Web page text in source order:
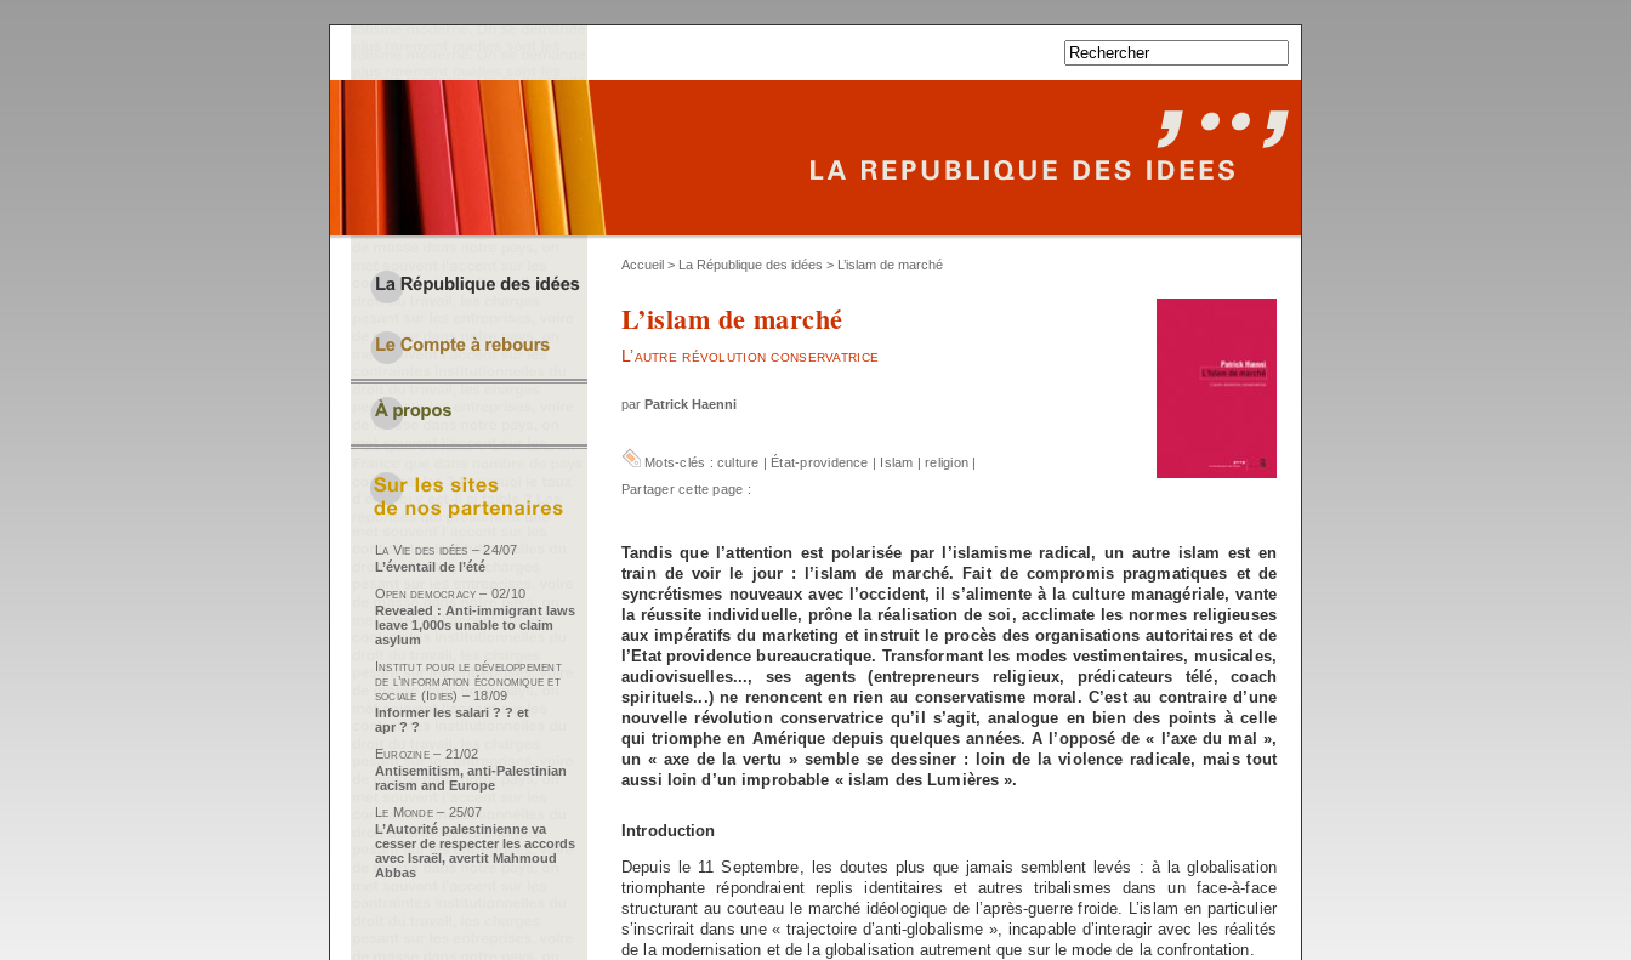
Accueil > La République des idées > L’islam de marché
L’islam de marché
L’autre révolution conservatrice
par Patrick Haenni
Mots-clés : culture | État-providence | Islam |religion |
Partager cette page :
Tandis que l’attention est polarisée par l’islamisme radical, un autre islam est en
train de voir le jour : l’islam de marché. Fait de compromis pragmatiques et de
syncrétismes nouveaux avec l’occident, il s’alimente à la culture managériale, vante
la réussite individuelle, prône la réalisation de soi, acclimate les normes religieuses
aux impératifs du marketing et instruit le procès des organisations autoritaires et de
l’Etat providence bureaucratique. Transformant les modes vestimentaires, musicales,
audiovisuelles..., ses agents (entrepreneurs religieux, prédicateurs télé, coach
spirituels...) ne renoncent en rien au conservatisme moral. C’est au contraire d’une
nouvelle révolution conservatrice qu’il s’agit, analogue en bien des points à celle
qui triomphe en Amérique depuis quelques années. A l’opposé de « l’axe du mal »,
un « axe de la vertu » semble se dessiner : loin de la violence radicale, mais tout
aussi loin d’un improbable « islam des Lumières ».
Introduction
Depuis le 11 Septembre, les doutes plus que jamais semblent levés : à la globalisation
triomphante répondraient replis identitaires et autres tribalismes dans un face-à-face
structurant au couteau le marché idéologique de l’après-guerre froide. L’islam en particulier
s’inscrirait dans une « trajectoire d’anti-globalisme », incapable d’interagir avec les réalités
de la modernisation et de la globalisation autrement que sur le mode de la confrontation.
La Vie des idées – 24/07
L’éventail de l’été
Open democracy – 02/10
Revealed : Anti-immigrant laws
leave 1,000s unable to claim
asylum
Institut pour le développement
de l’information économique et
sociale (Idies) – 18/09
Informer les salari ? ? et
apr ? ?
Eurozine – 21/02
Antisemitism, anti-Palestinian
racism and Europe
Le Monde – 25/07
L’Autorité palestinienne va
cesser de respecter les accords
avec Israël, avertit Mahmoud
Abbas